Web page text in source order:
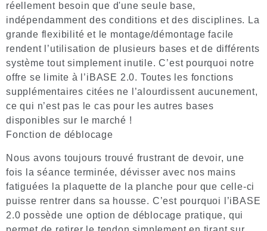
réellement besoin que d'une seule base,
indépendamment des conditions et des disciplines. La
grande flexibilité et le montage/démontage facile
rendent l’utilisation de plusieurs bases et de différents
système tout simplement inutile. C’est pourquoi notre
offre se limite à l’iBASE 2.0. Toutes les fonctions
supplémentaires citées ne l’alourdissent aucunement,
ce qui n’est pas le cas pour les autres bases
disponibles sur le marché !
Fonction de déblocage
Nous avons toujours trouvé frustrant de devoir, une
fois la séance terminée, dévisser avec nos mains
fatiguées la plaquette de la planche pour que celle-ci
puisse rentrer dans sa housse. C’est pourquoi l’iBASE
2.0 possède une option de déblocage pratique, qui